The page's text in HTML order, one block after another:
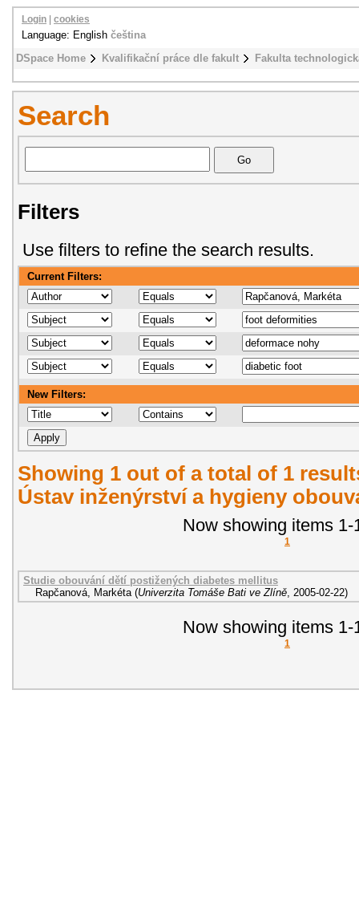
DSpace Home Kvalifikační práce dle fakult Fakulta
Login cookies
Language: English čeština
Search
Filters
Use filters to refine the search results.
Current Filters:
New Filters:
Showing 1 out of a total of 1
Ústav inženýrství a hygieny
Now showing items 1-
1
Studie obouvání dětí postižených diabetes mellitus
Rapčanová, Markéta (Univerzita Tomáše Bati ve Zlíně 2005-02-22)
Now showing items 1-
1